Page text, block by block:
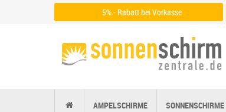
5% - Rabatt bei Vorkasse
AMPELSCHIRME SONNENSCHIRME